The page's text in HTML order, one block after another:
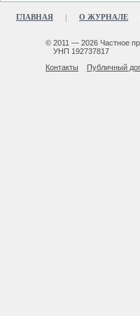
ГЛАВНАЯ О ЖУРНАЛЕ
© 2011 — 2026 Частное
УНП 192737817
Контакты
Публичный